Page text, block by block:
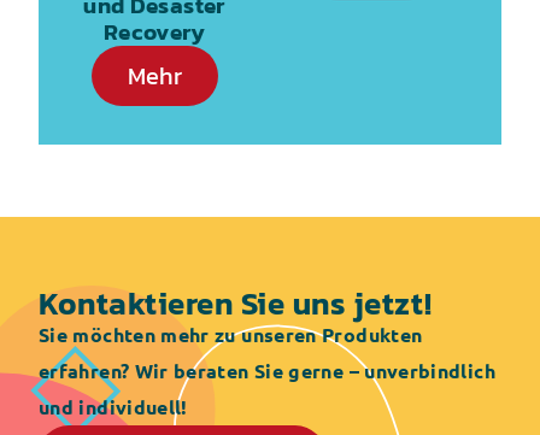
Recovery
Mehr
Kontaktieren Sie uns jetzt!
Sie möchten mehr zu unseren Produkten
erfahren? Wir beraten Sie gerne – unverbindlich
und individuell!